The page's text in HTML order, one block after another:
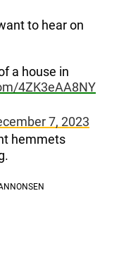
to hear on
a house in
4ZK3eAA8NY
7, 2023
hemmets